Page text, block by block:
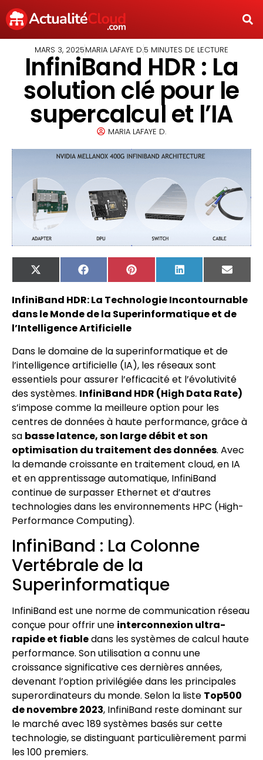
MARS 3, 2025MARIA LAFAYE D.5 MINUTES DE LECTURE
InfiniBand HDR : La
solution clé pour le
supercalcul et l’IA
MARIA LAFAYE D.
X
(Twitter)
FacebookPinterest LinkedIn
Email
InfiniBand HDR: La Technologie Incontournable
dans le Monde de la Superinformatique et de
l’Intelligence Artificielle
Dans le domaine de la superinformatique et de
l’intelligence artificielle (IA), les réseaux sont
essentiels pour assurer l’efficacité et l’évolutivité
des systèmes. InfiniBand HDR (High Data Rate)
s’impose comme la meilleure option pour les
centres de données à haute performance, grâce à
sa basse latence, son large débit et son
optimisation du traitement des données. Avec
la demande croissante en traitement cloud, en IA
et en apprentissage automatique, InfiniBand
continue de surpasser Ethernet et d’autres
technologies dans les environnements HPC (High-
Performance Computing).
InfiniBand : La Colonne
Vertébrale de la
Superinformatique
InfiniBand est une norme de communication réseau
conçue pour offrir une interconnexion ultra-
rapide et fiabledans les systèmes de calcul haute
performance. Son utilisation a connu une
croissance significative ces dernières années,
devenant l’option privilégiée dans les principales
superordinateurs du monde. Selon la liste Top500
de novembre 2023, InfiniBand reste dominant sur
le marché avec 189 systèmes basés sur cette
technologie, se distinguant particulièrement parmi
les 100 premiers.